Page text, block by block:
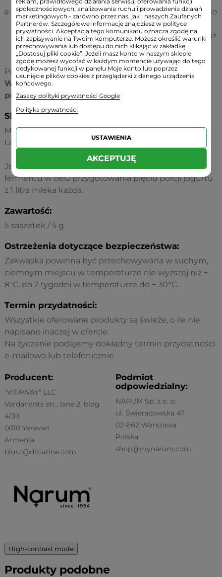
Możesz użyć jogurtownicy. Wlej gotowy produkt do
pojemników na jogurt i pozostaw włączoną na 7-9
godzin. Po tym czasie wyjmij słoiki z jogurtem i włóż
do lodówki.
Produkt będzie gotowy po schłodzeniu.
Wysoka wydajność! 1 opakowanie pozwala na
przygotowanie 5 litrów jogurtu.
Składniki:
Mleczny produkt sfermentowany przez bakterie:
Lactobacillus acidophilus Er-2 szczep 317/402 Narine.
Jedno opakowanie zawiera 5 jednostek suchego
fermentu w celu przygotowania pięciu porcji jogurtu
z 1 litra mleka każda.
Zawartość:
5 saszetek / 5 g
Ostrzeżenia dotyczące bezpieczeństwa:
Zakwaska powinna być przechowywana w suchym,
ciemnym miejscu w temperaturze nie wyższej niż +
8°C, do 2 tygodni w temperaturze do + 30°C.
Termin przydatności:
Wszystkie oferowane produkty są świeże, o ile nie
napisano inaczej w ofercie.
Na życzenie podajemy dokładny termin przydatności
e-mailowo lub telefonicznie.
Producent:
"VITAWAY" LLC
Vardanants str., lane 2, bldg
4/39
0010 Yerevan
Armenia
biuro@drnarine.com
Podmiot
odpowiedzialny:
NARUM Sp. z o. o.
ul. Świeradowska 47
02-662 Warszawa
Polska
shop@mynarum.com
High-contrast mode
Produkty podobne
społecznościowych, analizowania ruchu i prowadzienia działań
marketingowych - zarówno przez nas, jak i naszych Zaufanych
Partnerów. Szczegółowe informacje znajdziesz w polityce
prywatności. Akceptacja tego komunikatu oznacza zgodę na
ich zapisywanie na Twoim komputerze. Możesz określić warunki
przechowywania lub dostępu do nich klikając w zakładkę
„Dostosuj pliki cookie”. Jeżeli masz konto w naszym sklepie
zgodę możesz wycofać w każdym momencie używając do tego
dedykowanej funkcji w panelu Moje konto lub poprzez
usunięcie plików cookies z przeglądarki z danego urządzenia
końcowego.
Zasady polityki prywatności Google
Polityka prywatności
USTAWIENIA
AKCEPTUJĘ